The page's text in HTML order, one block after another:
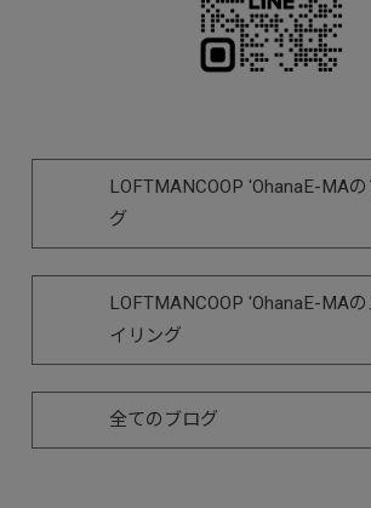
LOFTMANCOOP 'OhanaE-MA
グ
LOFTMANCOOP 'OhanaE-MAの
イリング
全てのブログ